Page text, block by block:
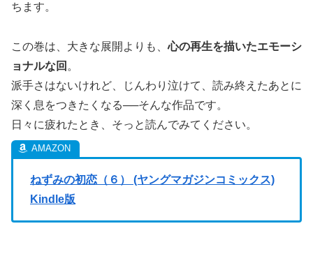
ちます。
この巻は、大きな展開よりも、心の再生を描いたエモーシ
ョナルな回 。
派手さはないけれど、じんわり泣けて、読み終えたあとに
深く息をつきたくなる──そんな作品です。
日々に疲れたとき、そっと読んでみてください。
ねずみの初恋（６） (ヤングマガジンコミックス)
Kindle版